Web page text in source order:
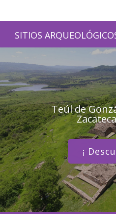
SITIOS
Teúl de
¡